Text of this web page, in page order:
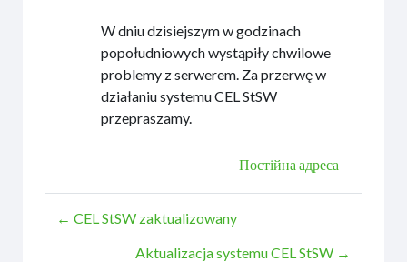
W dniu dzisiejszym w godzinach
popołudniowych wystąpiły chwilowe
problemy z serwerem. Za przerwę w
działaniu systemu CEL StSW
przepraszamy.
Постійна адреса
← CEL StSW zaktualizowany
Aktualizacja systemu CEL StSW →